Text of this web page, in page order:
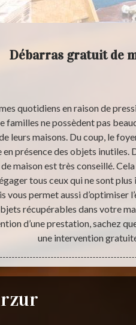
Débarras gratuit de
quotidiens en raison de
familles ne possèdent pas
leurs maisons. Du coup, le
présence des objets inutiles.
maison est très conseillé.
tous ceux qui ne sont
vous permet aussi d’optimiser
récupérables dans votre
d’une prestation, sachez
une intervention